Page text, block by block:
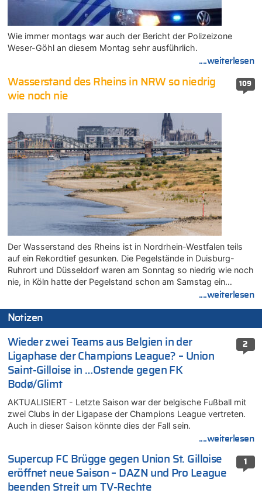
Wie immer montags war auch der Bericht der Polizeizone
Weser-Göhl an diesem Montag sehr ausführlich.
....weiterlesen
109
Wasserstand des Rheins in NRW so niedrig
wie noch nie
Der Wasserstand des Rheins ist in Nordrhein-Westfalen teils
auf ein Rekordtief gesunken. Die Pegelstände in Duisburg-
Ruhrort und Düsseldorf waren am Sonntag so niedrig wie noch
nie, in Köln hatte der Pegelstand schon am Samstag ein…
....weiterlesen
Notizen
2
Wieder zwei Teams aus Belgien in der
Ligaphase der Champions League? – Union
Saint-Gilloise in …Ostende gegen FK
Bodø/Glimt
AKTUALISIERT - Letzte Saison war der belgische Fußball mit
zwei Clubs in der Ligapase der Champions League vertreten.
Auch in dieser Saison könnte dies der Fall sein.
....weiterlesen
1
Supercup FC Brügge gegen Union St. Gilloise
eröffnet neue Saison – DAZN und Pro League
beenden Streit um TV-Rechte